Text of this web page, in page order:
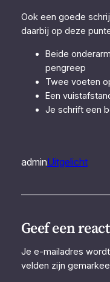
Ook een goede
daarbij op deze
Beide
pengreep
Twee voeten
Een
Je schrift een
adminUitgelicht
Geef een
Je e-mailadres
velden zijn